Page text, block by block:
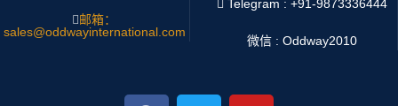
邮箱：
sales@oddwayinternational.com
Telegram : +91-9873336444
微信 : Oddway2010